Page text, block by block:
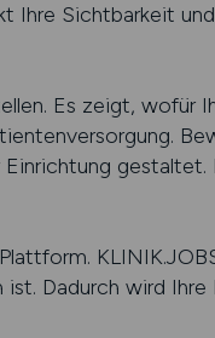
Ihre Sichtbarkeit
Es zeigt, wofür
gestaltet.
Dadurch wird Ihre